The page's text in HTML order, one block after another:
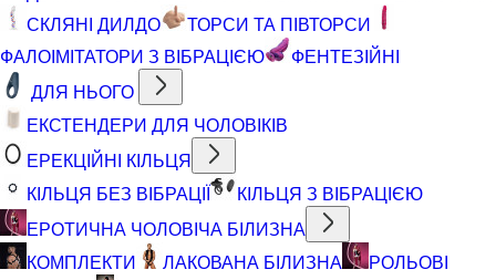
СКЛЯНІ ДИЛДО
ТОРСИ ТА ПІВТОРСИ
ФАЛОІМІТАТОРИ З ВІБРАЦІЄЮ
ФЕНТЕЗІЙНІ
ДЛЯ НЬОГО
ЕКСТЕНДЕРИ ДЛЯ ЧОЛОВІКІВ
ЕРЕКЦІЙНІ КІЛЬЦЯ
КІЛЬЦЯ БЕЗ ВІБРАЦІЇ
КІЛЬЦЯ З ВІБРАЦІЄЮ
ЕРОТИЧНА ЧОЛОВІЧА БІЛИЗНА
КОМПЛЕКТИ
ЛАКОВАНА БІЛИЗНА
РОЛЬОВІ